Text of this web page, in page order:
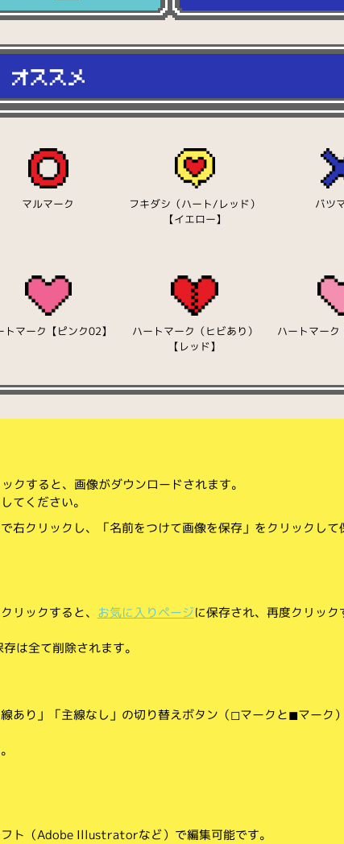
マルマーク
フキダシ（ハート/レッド）
【イエロー】
バツ
トマーク【ピンク02】
ハートマーク（ヒビあり）
【レッド】
ハートマーク
クすると、画像がダウンロードされます。
てください。
右クリックし、「名前をつけて画像を保存」をクリックして
リックすると、 お気に入りページに保存され、再度クリック
は全て削除されます。
あり」「主線なし」の切り替えボタン（◻︎マークと◼︎マーク
ト（Adobe Illustratorなど）で編集可能です。